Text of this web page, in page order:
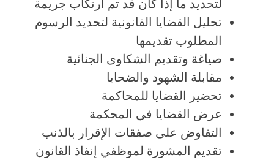
لتحديد ما إذا كان قد تم ارتكاب جريمة
تحليل القضايا القانونية لتحديد الرسوم
المطلوب تقديمها
صياغة وتقديم الشكاوى الجنائية
مقابلة الشهود والضحايا
تحضير القضايا للمحاكمة
عرض القضايا في المحكمة
التفاوض على صفقات الإقرار بالذنب
تقديم المشورة لموظفي إنفاذ القانون